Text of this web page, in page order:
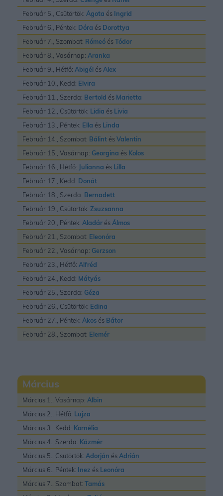
Február 5., Csütörtök: Ágota és Ingrid
Február 6., Péntek: Dóra és Dorottya
Február 7., Szombat: Rómeó ésTódor
Február 8., Vasárnap: Aranka
Február 9., Hétfő: Abigél ésAlex
Február 10., Kedd: Elvira
Február 11., Szerda: Bertold és Marietta
Február 12., Csütörtök: Lidia és Livia
Február 13., Péntek: Ella és Linda
Február 14., Szombat: Bálint ésValentin
Február 15., Vasárnap: Georgina és Kolos
Február 16., Hétfő: Julianna és Lilla
Február 17., Kedd: Donát
Február 18., Szerda: Bernadett
Február 19., Csütörtök: Zsuzsanna
Február 20., Péntek: Aladár ésÁlmos
Február 21., Szombat: Eleonóra
Február 22., Vasárnap: Gerzson
Február 23., Hétfő: Alfréd
Február 24., Kedd: Mátyás
Február 25., Szerda: Géza
Február 26., Csütörtök: Edina
Február 27., Péntek: Ákos és Bátor
Február 28., Szombat: Elemér
Március
Március 1., Vasárnap: Albin
Március 2., Hétfő: Lujza
Március 3., Kedd: Kornélia
Március 4., Szerda: Kázmér
Március 5., Csütörtök: Adorján ésAdrián
Március 6., Péntek: Inez és Leonóra
Március 7., Szombat: Tamás